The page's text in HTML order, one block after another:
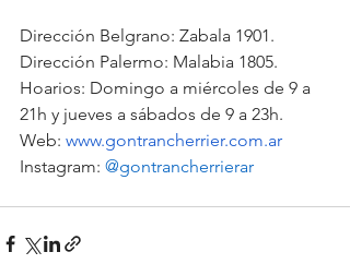
Dirección Belgrano: Zabala 1901.
Dirección Palermo: Malabia 1805.
Hoarios: Domingo a miércoles de 9 a
21h y jueves a sábados de 9 a 23h.
Web: www.gontrancherrier.com.ar
Instagram: @gontrancherrierar